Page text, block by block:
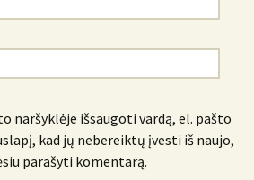
naršyklėje išsaugoti vardą, el. pašto
kad jų nebereiktų įvesti iš naujo,
parašyti komentarą.